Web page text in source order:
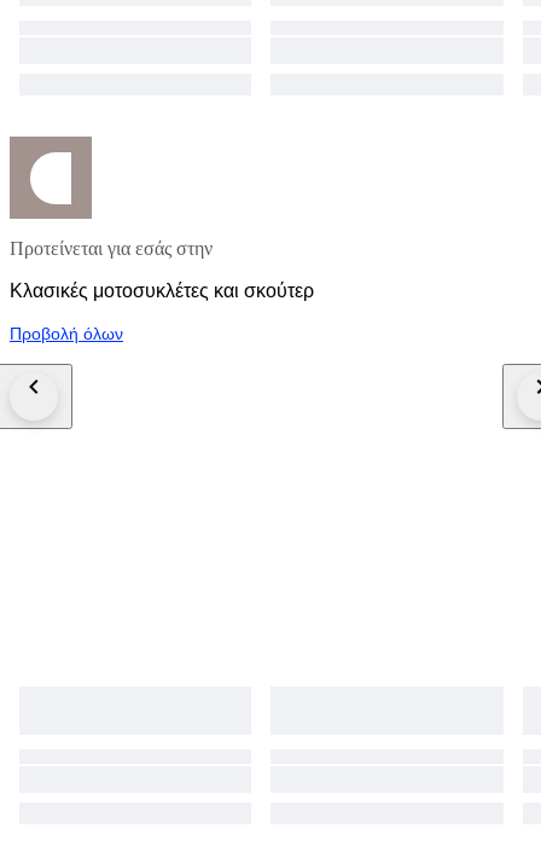
Προτείνεται για εσάς στην
Κλασικές μοτοσυκλέτες και σκούτερ
Προβολή όλων